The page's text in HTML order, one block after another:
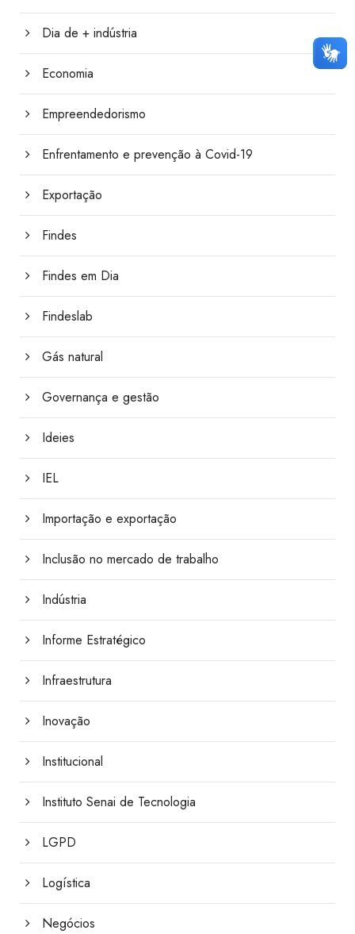
Dia de + indústria
Economia
Empreendedorismo
Enfrentamento e prevenção à Covid-19
Exportação
Findes
Findes em Dia
Findeslab
Gás natural
Governança e gestão
Ideies
IEL
Importação e exportação
Inclusão no mercado de trabalho
Indústria
Informe Estratégico
Infraestrutura
Inovação
Institucional
Instituto Senai de Tecnologia
LGPD
Logística
Negócios